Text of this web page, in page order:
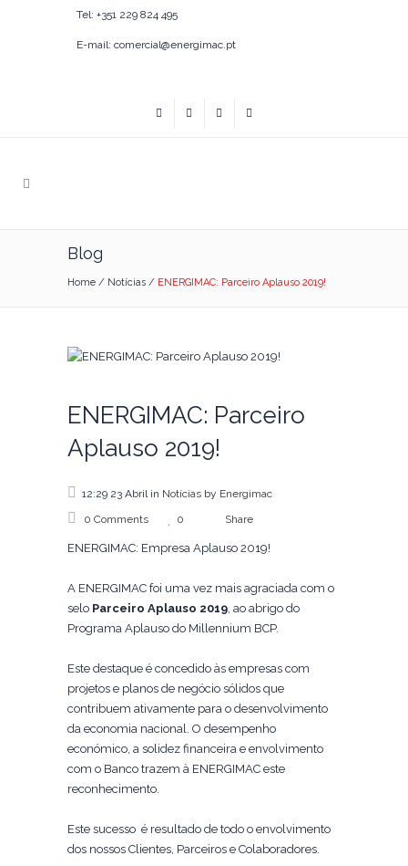
Tel: +351 229 824 495
E-mail: comercial@energimac.pt
Blog
Home / Notícias / ENERGIMAC: Parceiro Aplauso 2019!
ENERGIMAC: Parceiro
Aplauso 2019!
12:29 23 Abrilin Notícias by Energimac
0 Comments
0 Share
ENERGIMAC: Empresa Aplauso 2019!
A ENERGIMAC foi uma vez mais agraciada com o
selo Parceiro Aplauso 2019, ao abrigo do
Programa Aplauso do Millennium BCP.
Este destaque é concedido às empresas com
projetos e planos de negócio sólidos que
contribuem ativamente para o desenvolvimento
da economia nacional. O desempenho
económico, a solidez financeira e envolvimento
com o Banco trazem à ENERGIMAC este
reconhecimento.
Este sucesso é resultado de todo o envolvimento
dos nossos Clientes, Parceiros e Colaboradores.